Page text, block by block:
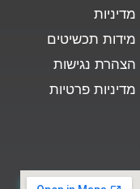
מדיניות
מידות תכשיטים
הצהרת נגישות
מדיניות פרטיות